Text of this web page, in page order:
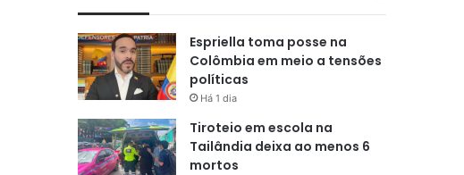
Espriella toma posse na
Colômbia em meio a tensões
políticas
Há 1 dia
Tiroteio em escola na
Tailândia deixa ao menos 6
mortos